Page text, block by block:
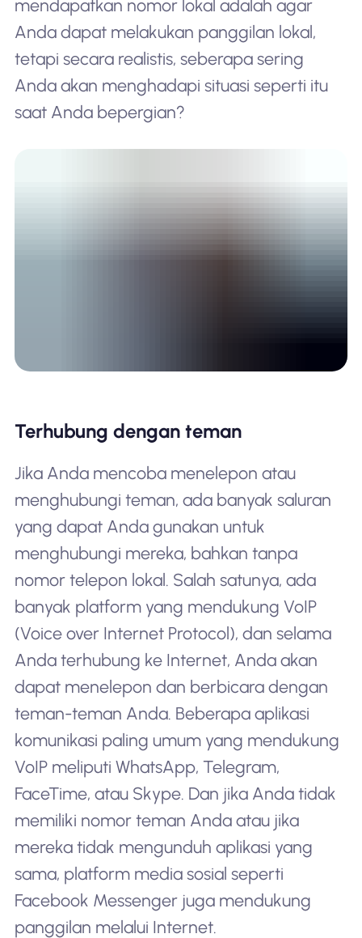
mendapatkan nomor lokal adalah agar
Anda dapat melakukan panggilan lokal,
tetapi secara realistis, seberapa sering
Anda akan menghadapi situasi seperti itu
saat Anda bepergian?
Terhubung dengan teman
Jika Anda mencoba menelepon atau
menghubungi teman, ada banyak saluran
yang dapat Anda gunakan untuk
menghubungi mereka, bahkan tanpa
nomor telepon lokal. Salah satunya, ada
banyak platform yang mendukung VoIP
(Voice over Internet Protocol), dan selama
Anda terhubung ke Internet, Anda akan
dapat menelepon dan berbicara dengan
teman-teman Anda. Beberapa aplikasi
komunikasi paling umum yang mendukung
VoIP meliputi WhatsApp, Telegram,
FaceTime, atau Skype. Dan jika Anda tidak
memiliki nomor teman Anda atau jika
mereka tidak mengunduh aplikasi yang
sama, platform media sosial seperti
Facebook Messenger juga mendukung
panggilan melalui Internet.